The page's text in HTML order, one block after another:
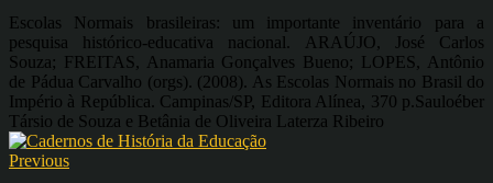
Escolas Normais brasileiras: um importante inventário para a
pesquisa histórico-educativa nacional. ARAÚJO, José Carlos
Souza; FREITAS, Anamaria Gonçalves Bueno; LOPES, Antônio
de Pádua Carvalho (orgs). (2008). As Escolas Normais no Brasil do
Império à República. Campinas/SP, Editora Alínea, 370 p.Sauloéber
Társio de Souza e Betânia de Oliveira Laterza Ribeiro
Previous